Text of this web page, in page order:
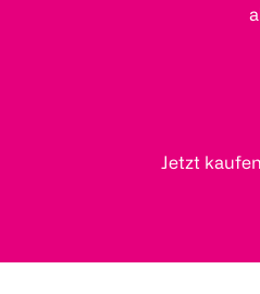
Jetzt